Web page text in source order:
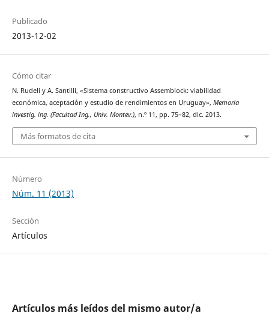
Publicado
2013-12-02
Cómo citar
N. Rudeli y A. Santilli, «Sistema constructivo Assemblock: viabilidad
económica, aceptación y estudio de rendimientos en Uruguay», Memoria
investig. ing. (Facultad Ing., Univ. Montev.), n.º 11, pp. 75–82, dic. 2013.
Más formatos de cita
Número
Núm. 11 (2013)
Sección
Artículos
Artículos más leídos del mismo autor/a